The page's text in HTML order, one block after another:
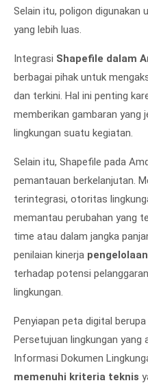
Selain itu, poligon digunakan
yang lebih luas.
Integrasi Shapefile dalam
berbagai pihak untuk
dan terkini. Hal ini penting
memberikan gambaran
lingkungan suatu kegiatan.
Selain itu, Shapefile pada
pemantauan berkelanjutan.
terintegrasi, otoritas
memantau perubahan yang
time atau dalam jangka
penilaian kinerja
terhadap potensi
lingkungan.
Penyiapan peta digital
Persetujuan lingkungan yang
Informasi Dokumen
memenuhi kriteria teknis